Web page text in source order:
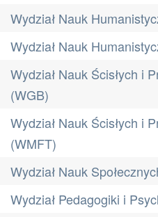
Wydział Nauk
Wydział Nauk
Wydział Nauk Ścisłych i
(WGB)
Wydział Nauk Ścisłych i
(WMFT)
Wydział Nauk
Wydział Pedagogiki i